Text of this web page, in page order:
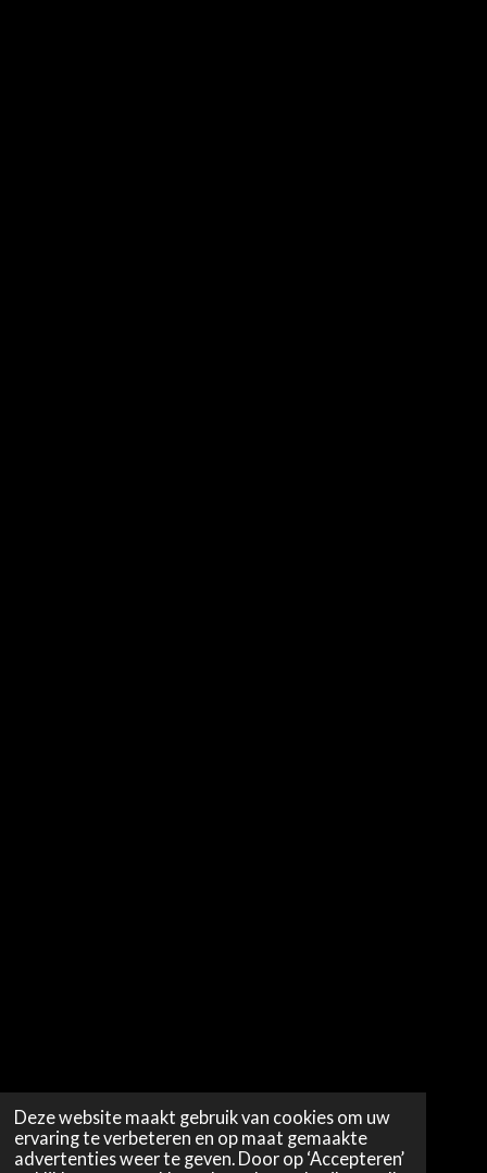
Deze website maakt gebruik van cookies om uw
ervaring te verbeteren en op maat gemaakte
advertenties weer te geven. Door op ‘Accepteren’